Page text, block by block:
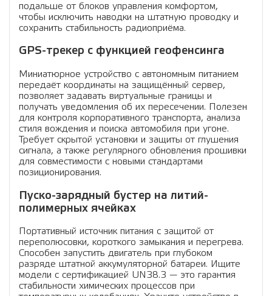
подальше от блоков управления комфортом,
чтобы исключить наводки на штатную проводку и
сохранить стабильность радиоприёма.
GPS-трекер с функцией геофенсинга
Миниатюрное устройство с автономным питанием
передаёт координаты на защищённый сервер,
позволяет задавать виртуальные границы и
получать уведомления об их пересечении. Полезен
для контроля корпоративного транспорта, анализа
стиля вождения и поиска автомобиля при угоне.
Требует скрытой установки и защиты от глушения
сигнала, а также регулярного обновления прошивки
для совместимости с новыми стандартами
позиционирования.
Пуско-зарядный бустер на литий-
полимерных ячейках
Портативный источник питания с защитой от
переполюсовки, короткого замыкания и перегрева.
Способен запустить двигатель при глубоком
разряде штатной аккумуляторной батареи. Ищите
модели с сертификацией UN38.3 — это гарантия
стабильности химических процессов при